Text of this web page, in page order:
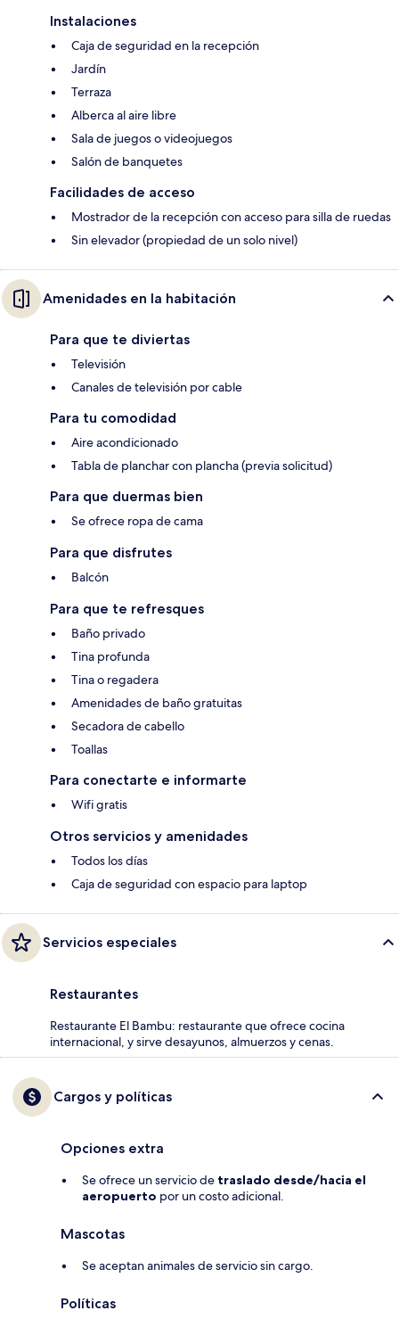
Instalaciones
Caja de seguridad en la recepción
Jardín
Terraza
Alberca al aire libre
Sala de juegos o videojuegos
Salón de banquetes
Facilidades de acceso
Mostrador de la recepción con acceso para silla de ruedas
Sin elevador (propiedad de un solo nivel)
Amenidades en la habitación
Para que te diviertas
Televisión
Canales de televisión por cable
Para tu comodidad
Aire acondicionado
Tabla de planchar con plancha (previa solicitud)
Para que duermas bien
Se ofrece ropa de cama
Para que disfrutes
Balcón
Para que te refresques
Baño privado
Tina profunda
Tina o regadera
Amenidades de baño gratuitas
Secadora de cabello
Toallas
Para conectarte e informarte
Wifi gratis
Otros servicios y amenidades
Todos los días
Caja de seguridad con espacio para laptop
Servicios especiales
Restaurantes
Restaurante El Bambu: restaurante que ofrece cocina
internacional, y sirve desayunos, almuerzos y cenas.
Cargos y políticas
Opciones extra
Se ofrece un servicio de traslado desde/hacia el
aeropuerto por un costo adicional.
Mascotas
Se aceptan animales de servicio sin cargo.
Políticas